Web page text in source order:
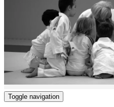
Toggle navigation